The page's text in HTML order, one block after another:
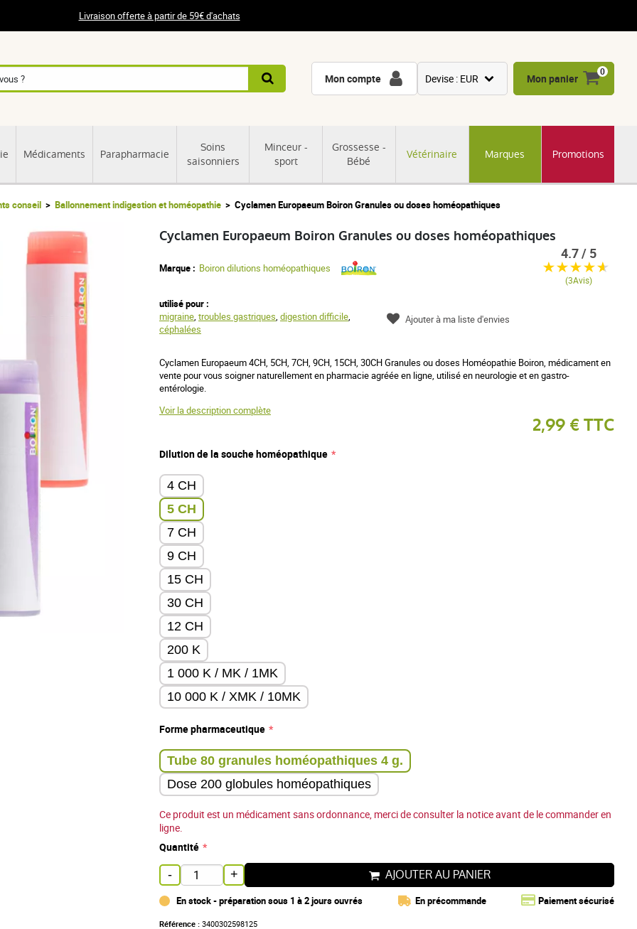
Livraison offerte à partir de 59€ d'achats
Médicaments Parapharmacie
Soins
saisonniers
Minceur -
sport
Grossesse -
Bébé
Vétérinaire Marques Promotions
Mon compte Devise : EUR
CNY
JPY
Mon panier
0
conseil Ballonnement indigestion et homéopathie Cyclamen Europaeum Boiron Granules ou doses homéopathiques
Cyclamen Europaeum Boiron Granules ou doses homéopathiques
Marque : Boiron dilutions homéopathiques
utilisé pour :
migraine, troubles gastriques, digestion difficile,
céphalées
Cyclamen Europaeum 4CH, 5CH, 7CH, 9CH, 15CH, 30CH Granules ou doses Homéopathie Boiron, médicament en
vente pour vous soigner naturellement en pharmacie agréée en ligne, utilisé en neurologie et en gastro-
entérologie.
Voir la description complète
2,99 € TTC
Dilution de la souche homéopathique
4 CH
5 CH
7 CH
9 CH
15 CH
30 CH
12 CH
200 K
1 000 K / MK / 1MK
10 000 K / XMK / 10MK
Forme pharmaceutique
Tube 80 granules homéopathiques 4 g.
Dose 200 globules homéopathiques
Ce produit est un médicament sans ordonnance, merci de consulter la notice avant de le commander en
ligne.
Quantité
- + AJOUTER AU PANIER
En stock - préparation sous 1 à 2 jours ouvrés En précommande Paiement sécurisé
Référence : 3400302598125
4.7 / 5
(3Avis)
Ajouter à ma liste d'envies